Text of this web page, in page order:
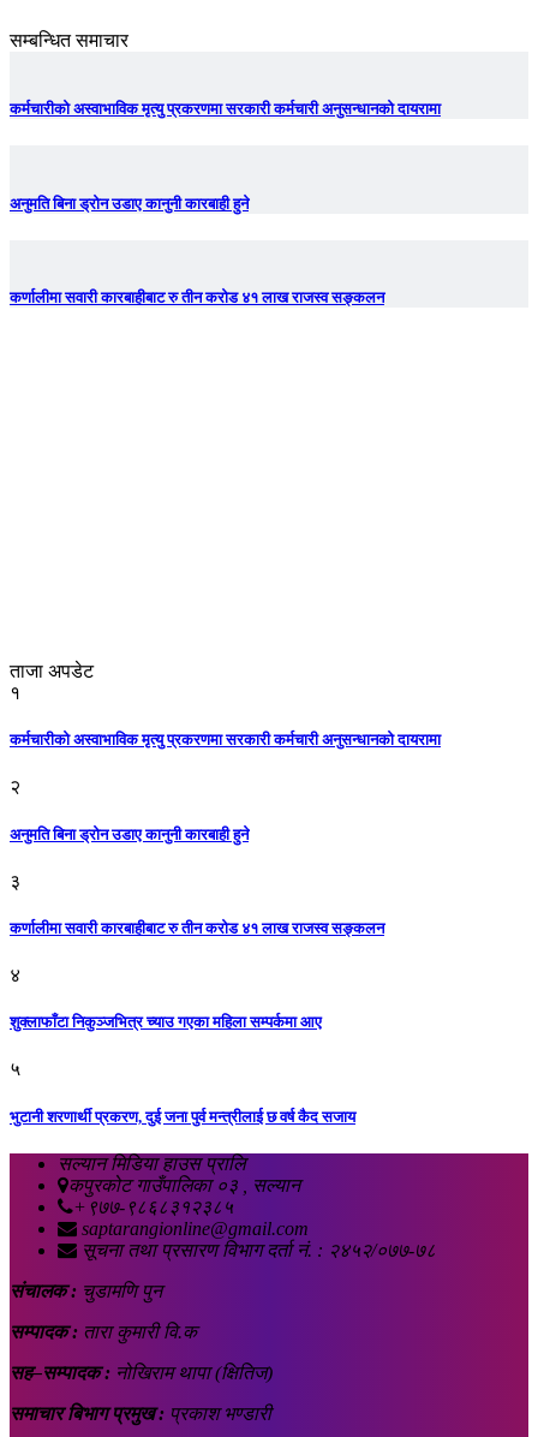
सम्बन्धित समाचार
कर्मचारीको अस्वाभाविक मृत्यु प्रकरणमा सरकारी कर्मचारी अनुसन्धानको दायरामा
अनुमति बिना ड्रोन उडाए कानुनी कारबाही हुने
कर्णालीमा सवारी कारबाहीबाट रु तीन करोड ४१ लाख राजस्व सङ्कलन
ताजा अपडेट
१
कर्मचारीको अस्वाभाविक मृत्यु प्रकरणमा सरकारी कर्मचारी अनुसन्धानको दायरामा
२
अनुमति बिना ड्रोन उडाए कानुनी कारबाही हुने
३
कर्णालीमा सवारी कारबाहीबाट रु तीन करोड ४१ लाख राजस्व सङ्कलन
४
शुक्लाफाँटा निकुञ्जभित्र च्याउ गएका महिला सम्पर्कमा आए
५
भुटानी शरणार्थी प्रकरण, दुई जना पुर्व मन्त्रीलाई छ वर्ष कैद सजाय
सल्यान मिडिया हाउस प्रालि
कपुरकोट गाउँपालिका ०३ , सल्यान
+९७७-९८६८३१२३८५
saptarangionline@gmail.com
सूचना तथा प्रसारण विभाग दर्ता नं. : २४५२/०७७-७८
संचालक : चुडामणि पुन
सम्पादक : तारा कुमारी वि.क
सह–सम्पादक : नोखिराम थापा (क्षितिज)
समाचार बिभाग प्रमुख : प्रकाश भण्डारी